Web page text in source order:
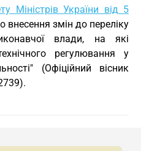
Міністрів України від 5
внесення змін до переліку
влади, на які
регулювання у
(Офіційний вісник